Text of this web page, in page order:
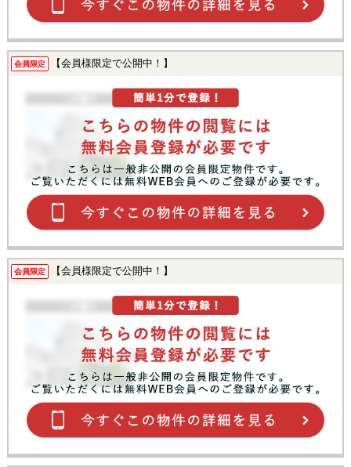
会員限定 【会員様限定で公開中！】
会員限定 【会員様限定で公開中！】